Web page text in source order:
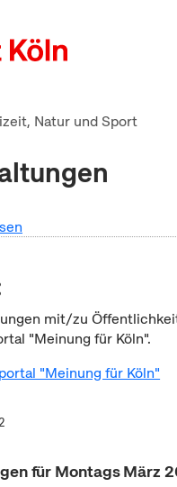
Natur und Sport
mit/zu
"Meinung für Köln".
"Meinung für Köln"
für Montags März